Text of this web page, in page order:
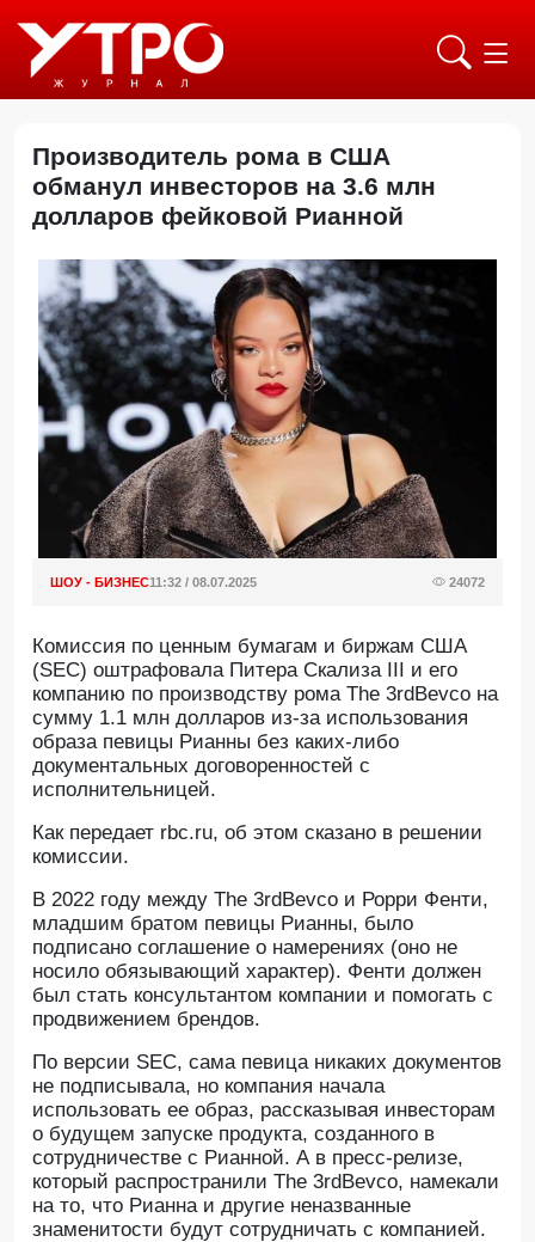
Производитель рома в США
обманул инвесторов на 3.6 млн
долларов фейковой Рианной
ШОУ - БИЗНЕС11:32 / 08.07.2025 24072
Комиссия по ценным бумагам и биржам США
(SEC) оштрафовала Питера Скализа III и его
компанию по производству рома The 3rdBevco на
сумму 1.1 млн долларов из-за использования
образа певицы Рианны без каких-либо
документальных договоренностей с
исполнительницей.
Как передает rbc.ru, об этом сказано в решении
комиссии.
В 2022 году между The 3rdBevco и Рорри Фенти,
младшим братом певицы Рианны, было
подписано соглашение о намерениях (оно не
носило обязывающий характер). Фенти должен
был стать консультантом компании и помогать с
продвижением брендов.
По версии SEC, сама певица никаких документов
не подписывала, но компания начала
использовать ее образ, рассказывая инвесторам
о будущем запуске продукта, созданного в
сотрудничестве с Рианной. А в пресс-релизе,
который распространили The 3rdBevco, намекали
на то, что Рианна и другие неназванные
знаменитости будут сотрудничать с компанией.